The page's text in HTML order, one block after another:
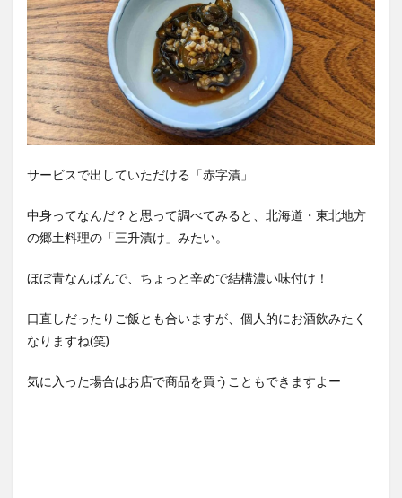
サービスで出していただける「赤字漬」
中身ってなんだ？と思って調べてみると、北海道・東北地方
の郷土料理の「三升漬け」みたい。
ほぼ青なんばんで、ちょっと辛めで結構濃い味付け！
口直しだったりご飯とも合いますが、個人的にお酒飲みたく
なりますね(笑)
気に入った場合はお店で商品を買うこともできますよー